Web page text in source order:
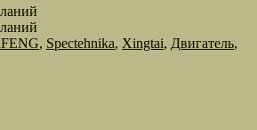
, Spectehnika, Xingtai, Двигатель,